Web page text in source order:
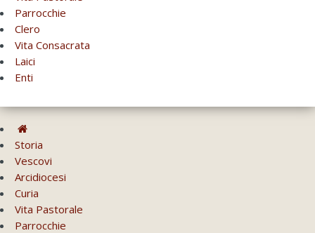
Parrocchie
Clero
Vita Consacrata
Laici
Enti
Storia
Vescovi
Arcidiocesi
Curia
Vita Pastorale
Parrocchie